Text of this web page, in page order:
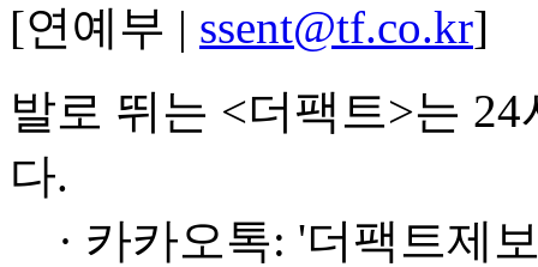
[연예부 | ssent@tf.co.kr]
발로 뛰는 <더팩트>는
다.
· 카카오톡: '더팩트제